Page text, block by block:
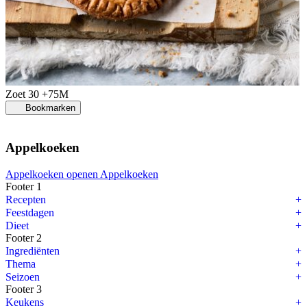
Zoet30 +75M
Bookmarken
Appelkoeken
Appelkoeken openen Appelkoeken
Footer 1
Recepten
Feestdagen
Dieet
Footer 2
Ingrediënten
Thema
Seizoen
Footer 3
Keukens